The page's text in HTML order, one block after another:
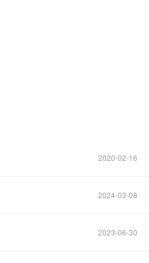
2020-02-16
2024-03-08
2023-06-30